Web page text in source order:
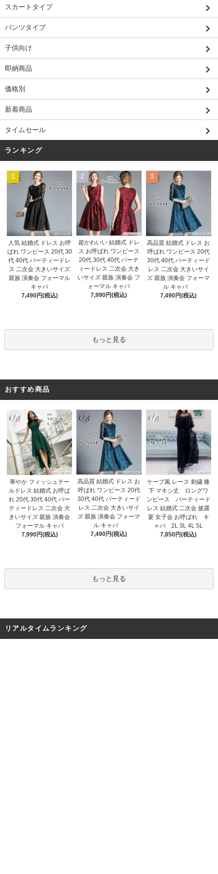
スカートタイプ
パンツタイプ
子供向け
即納商品
価格別
新着商品
タイムセール
ランキング
1
人気 結婚式 ドレス お呼
ばれ ワンピース 20代 30
代 40代 パーティードレ
ス 二次会 大きいサイズ
親族 演奏会 フォーマル
キャバ
7,490円(税込)
2
超かわいい 結婚式 ドレ
ス お呼ばれ ワンピース
20代 30代 40代 パーテ
ィードレス 二次会 大き
いサイズ 親族 演奏会 フ
ォーマル キャバ
7,990円(税込)
3
高品質 結婚式 ドレス お
呼ばれ ワンピース 20代
30代 40代 パーティード
レス 二次会 大きいサイ
ズ 親族 演奏会 フォーマ
ル キャバ
7,490円(税込)
もっと見る
おすすめ商品
華やか フィッシュテー
ルドレス 結婚式 お呼ば
れ 20代 30代 40代 パー
ティードレス 二次会 大
きいサイズ 親族 演奏会
フォーマル キャバ
7,990円(税込)
高品質 結婚式 ドレス お
呼ばれ ワンピース 20代
30代 40代 パーティード
レス 二次会 大きいサイ
ズ 親族 演奏会 フォーマ
ル キャバ
7,490円(税込)
ケープ風 レース 刺繍 膝
下 マキシ丈 ロングワ
ンピース パーティード
レス 結婚式 二次会 披露
宴 女子会 お呼ばれ キ
ャバ 2L 3L 4L 5L
7,850円(税込)
もっと見る
リアルタイムランキング